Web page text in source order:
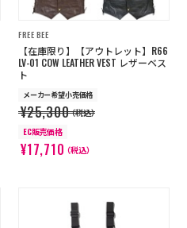
古物営業法に基づく表示/保険勧誘
方針
商品レビュー利用規約
返金ポリシー
FREE BEE
【在庫限り】【アウトレット】R66
LV-01 COW LEATHER VEST レザーベス
ト
メーカー希望小売価格
¥25,300（税込）
EC販売価格
¥17,710（税込）